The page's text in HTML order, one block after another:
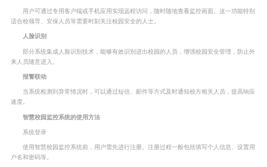
用户可通过专用客户端或手机应用实现远程访问，随时随地查看监控画面。这一功能特别
适合校领导、安保人员等需要时刻关注校园安全的人士。
人脸识别
部分系统集成人脸识别技术，能够有效识别进出校园的人员，增强校园安全管理，防止外
来人员随意进入。
报警联动
当系统检测到异常情况时，可以通过短信、邮件等方式及时通知校方相关人员，提高响应
速度。
智慧校园监控系统的使用方法
系统登录
使用智慧校园监控系统前，用户需先进行注册。注册过程一般包括填写个人信息、设置用
户名和密码等。